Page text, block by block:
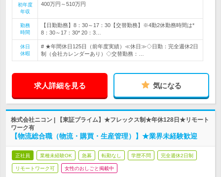
初年度
年収
400万円～510万円
勤務
時間
【日勤勤務】8：30～17：30【交替勤務】※4勤2休勤務時間は*
8：30～17：30* 20：3…
休日
休暇
# ★年間休日125日（前年度実績）≪休日≫◇日勤：完全週休2日
制（会社カレンダーあり）◇交替勤務：…
求人詳細を見る 気になる
株式会社ニコン | 【東証プライム】★フレックス制★年休128日★リモート
ワーク有
【物流総合職（物流・購買・生産管理）】★業界未経験歓迎
正社員 業種未経験OK 急募 転勤なし 学歴不問 完全週休2日制
リモートワーク可 女性のおしごと掲載中